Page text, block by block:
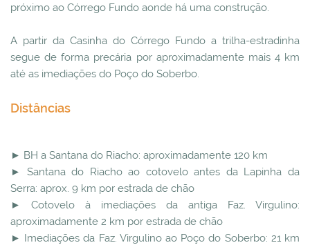
próximo ao Córrego Fundo aonde há uma construção.
A partir da Casinha do Córrego Fundo a trilha-estradinha
segue de forma precária por aproximadamente mais 4 km
até as imediações do Poço do Soberbo.
Distâncias
► BH a Santana do Riacho: aproximadamente 120 km
► Santana do Riacho ao cotovelo antes da Lapinha da
Serra: aprox. 9 km por estrada de chão
► Cotovelo à imediações da antiga Faz. Virgulino:
aproximadamente 2 km por estrada de chão
► Imediações da Faz. Virgulino ao Poço do Soberbo: 21 km